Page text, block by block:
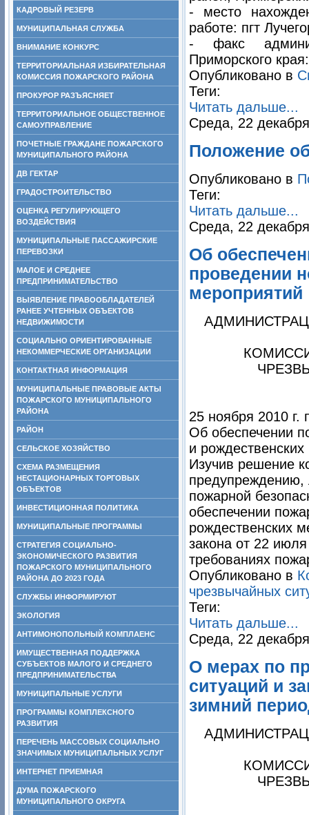
КАДРОВЫЙ РЕЗЕРВ
МУНИЦИПАЛЬНАЯ СЛУЖБА
ВНИМАНИЕ КОНКУРС
ТЕРРИТОРИАЛЬНАЯ ИЗБИРАТЕЛЬНАЯ
КОМИССИЯ ПОЖАРСКОГО РАЙОНА
ПРОКУРОР РАЗЪЯСНЯЕТ
ТЕРРИТОРИАЛЬНОЕ ОБЩЕСТВЕННОЕ
САМОУПРАВЛЕНИЕ
ПОЧЕТНЫЕ ГРАЖДАНЕ ПОЖАРСКОГО
МУНИЦИПАЛЬНОГО РАЙОНА
ДВ ГЕКТАР
ГРАДОСТРОИТЕЛЬСТВО
ОЦЕНКА РЕГУЛИРУЮЩЕГО
ВОЗДЕЙСТВИЯ
МУНИЦИПАЛЬНЫЕ ПАССАЖИРСКИЕ
ПЕРЕВОЗКИ
МАЛОЕ И СРЕДНЕЕ
ПРЕДПРИНИМАТЕЛЬСТВО
ВЫЯВЛЕНИЕ ПРАВООБЛАДАТЕЛЕЙ
РАНЕЕ УЧТЕННЫХ ОБЪЕКТОВ
НЕДВИЖИМОСТИ
СОЦИАЛЬНО ОРИЕНТИРОВАННЫЕ
НЕКОММЕРЧЕСКИЕ ОРГАНИЗАЦИИ
КОНТАКТНАЯ ИНФОРМАЦИЯ
МУНИЦИПАЛЬНЫЕ ПРАВОВЫЕ АКТЫ
ПОЖАРСКОГО МУНИЦИПАЛЬНОГО
РАЙОНА
РАЙОН
СЕЛЬСКОЕ ХОЗЯЙСТВО
СХЕМА РАЗМЕЩЕНИЯ
НЕСТАЦИОНАРНЫХ ТОРГОВЫХ
ОБЪЕКТОВ
ИНВЕСТИЦИОННАЯ ПОЛИТИКА
МУНИЦИПАЛЬНЫЕ ПРОГРАММЫ
СТРАТЕГИЯ СОЦИАЛЬНО-
ЭКОНОМИЧЕСКОГО РАЗВИТИЯ
ПОЖАРСКОГО МУНИЦИПАЛЬНОГО
РАЙОНА ДО 2023 ГОДА
СЛУЖБЫ ИНФОРМИРУЮТ
ЭКОЛОГИЯ
АНТИМОНОПОЛЬНЫЙ КОМПЛАЕНС
ИМУЩЕСТВЕННАЯ ПОДДЕРЖКА
СУБЪЕКТОВ МАЛОГО И СРЕДНЕГО
ПРЕДПРИНИМАТЕЛЬСТВА
МУНИЦИПАЛЬНЫЕ УСЛУГИ
ПРОГРАММЫ КОМПЛЕКСНОГО
РАЗВИТИЯ
ПЕРЕЧЕНЬ МАССОВЫХ СОЦИАЛЬНО
ЗНАЧИМЫХ МУНИЦИПАЛЬНЫХ УСЛУГ
ИНТЕРНЕТ ПРИЕМНАЯ
ДУМА ПОЖАРСКОГО
МУНИЦИПАЛЬНОГО ОКРУГА
- место
работе: пгт
- факс
Приморского
Опубликовано в
Теги:
Читать дальше...
Среда, 22
Положение
Опубликовано в
Теги:
Читать дальше...
Среда, 22
Об
проведении
мероприятий
25 ноября 2010 г.
Об обеспечении
и
Изучив решение
предупреждению,
пожарной
обеспечении
рождественских
закона от 22
требованиях
Опубликовано в
чрезвычайных
Теги:
Читать дальше...
Среда, 22
О мерах по
ситуаций и
зимний